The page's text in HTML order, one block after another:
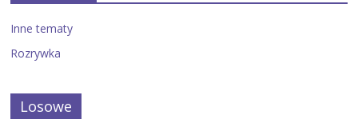
Inne tematy
Rozrywka
Losowe